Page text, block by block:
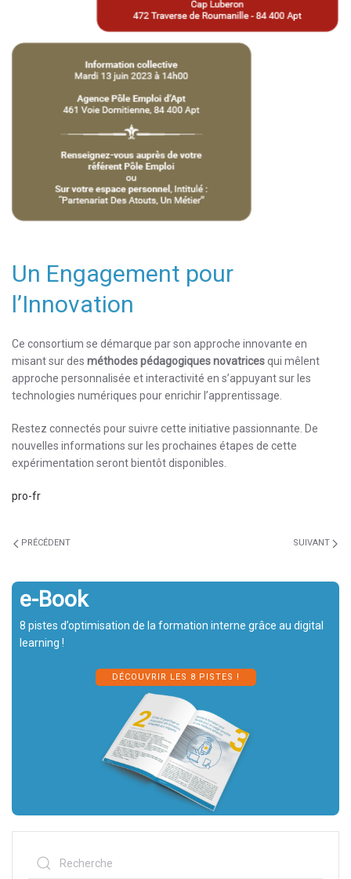
Un Engagement pour
l’Innovation
Ce consortium se démarque par son approche innovante en
misant sur des méthodes pédagogiques novatricesqui mêlent
approche personnalisée et interactivité en s’appuyant sur les
technologies numériques pour enrichir l’apprentissage.
Restez connectés pour suivre cette initiative passionnante. De
nouvelles informations sur les prochaines étapes de cette
expérimentation seront bientôt disponibles.
pro-fr
PRÉCÉDENT SUIVANT
e-Book
8 pistes d’optimisation de la formation interne grâce au digital
learning !
DÉCOUVRIR LES 8 PISTES !